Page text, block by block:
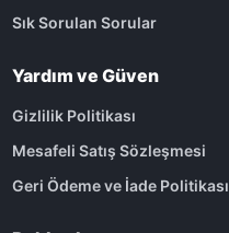
Sık Sorulan Sorular
Yardım ve Güven
Gizlilik Politikası
Mesafeli Satış Sözleşmesi
Geri Ödeme ve İade Politikası